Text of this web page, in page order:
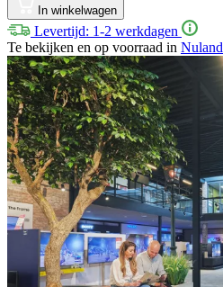
In winkelwagen
Levertijd: 1-2 werkdagen
Te bekijken en op voorraad in Nuland